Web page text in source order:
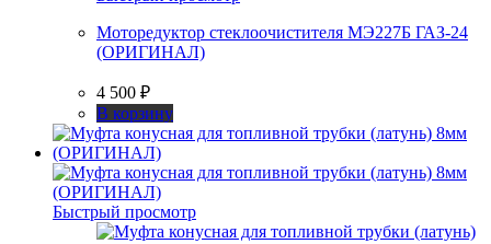
Моторедуктор стеклоочистителя МЭ227Б ГАЗ-24
(ОРИГИНАЛ)
4 500 ₽
В корзину
Быстрый просмотр